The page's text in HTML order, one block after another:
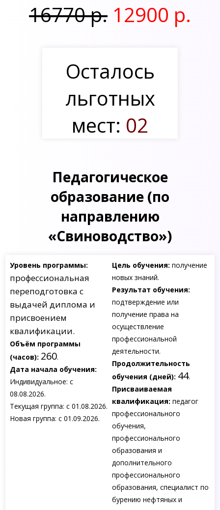
16770 р. 12900 р.
Осталось
льготных
мест: 02
Педагогическое
образование (по
направлению
«Свиноводство»)
Уровень программы:
профессиональная
переподготовка с
выдачей диплома и
присвоением
квалификации.
Объём программы
(часов): 260.
Дата начала обучения:
Индивидуальное: с
08.08.2026.
Текущая группа: с 01.08.2026.
Новая группа: с 01.09.2026.
Цель обучения: получение
новых знаний.
Результат обучения:
подтверждение или
получение права на
осуществление
профессиональной
деятельности.
Продолжительность
обучения (дней): 44.
Присваиваемая
квалификация: педагог
профессионального
обучения,
профессионального
образования и
дополнительного
профессионального
образования, специалист по
бурению нефтяных и